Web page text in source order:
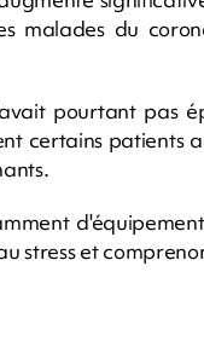
malades du
pourtant pas
certains patients
stress et